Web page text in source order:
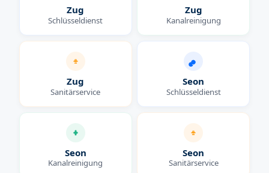
Zug
Schlüsseldienst
Zug
Kanalreinigung
Zug
Sanitärservice
Seon
Schlüsseldienst
Seon
Kanalreinigung
Seon
Sanitärservice